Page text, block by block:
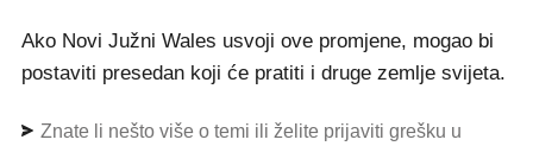
Ako Novi Južni Wales usvoji ove promjene, mogao bi
postaviti presedan koji će pratiti i druge zemlje svijeta.
Znate li nešto više o temi ili želite prijaviti grešku u